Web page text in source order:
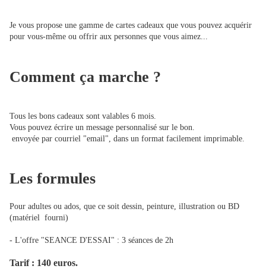
Je vous propose une gamme de cartes cadeaux que vous pouvez acquérir
pour vous-même ou offrir aux personnes que vous aimez...
Comment ça marche ?
Tous les bons cadeaux sont valables 6 mois.
Vous pouvez écrire un message personnalisé sur le bon.
envoyée par courriel "email", dans un format facilement imprimable.
Les formules
Pour adultes ou ados, que ce soit dessin, peinture, illustration ou BD
(matériel fourni)
- L'offre "SEANCE D'ESSAI" : 3 séances de 2h
Tarif : 140 euros.